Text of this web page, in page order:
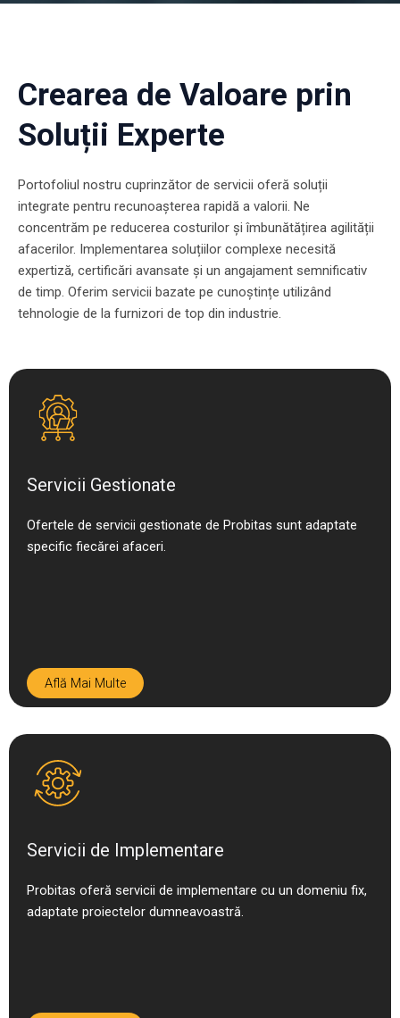
Crearea de Valoare prin
Soluții Experte
Portofoliul nostru cuprinzător de servicii oferă soluții
integrate pentru recunoașterea rapidă a valorii. Ne
concentrăm pe reducerea costurilor și îmbunătățirea agilității
afacerilor. Implementarea soluțiilor complexe necesită
expertiză, certificări avansate și un angajament semnificativ
de timp. Oferim servicii bazate pe cunoștințe utilizând
tehnologie de la furnizori de top din industrie.
Servicii Gestionate
Ofertele de servicii gestionate de Probitas sunt adaptate
specific fiecărei afaceri.
Află Mai Multe
Servicii de Implementare
Probitas oferă servicii de implementare cu un domeniu fix,
adaptate proiectelor dumneavoastră.